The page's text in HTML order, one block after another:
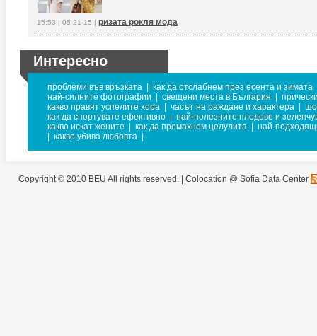
15:53 | 05-21-15 | ризата рокля мода
Интересно
проблеми във връзката
как да отслабнем през есента и зимата
най-силните фотографии
свещени места в България
какво правят успелите хора
часът на раждане и характера
как да спортувате ефективно
най-полезните плодове и
какво искат жените
как да премахнем целулита
най-
какво убива любовта
Copyright © 2010 BEU All rights reserved. | Colocation @ Sofia Data Center